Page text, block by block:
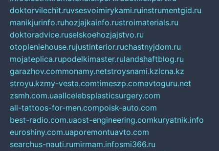
doktorvilechit.ruvsesvoimirykami.ruinstrumentgid.ru
manikjurinfo.ruhozjajkainfo.rustroimaterials.ru
doktoradvice.ruselskoehozjajstvo.ru
otopleniehouse.rujustinterior.ruchastnyjdom.ru
mojateplica.rupodelkimaster.rulandshaftblog.ru
garazhov.commonamy.netstroysnami.kzlcna.kz
stroyu.kzmy-vesta.comtimeszp.comavtoguru.net
zsmh.com.uaallcelebsplasticsurgery.com
all-tattoos-for-men.compoisk-auto.com
best-radio.com.uaost-engineering.comkuryatnik.info
euroshiny.com.uaporemontuavto.com
searchus-nauti.rumirmam.infosmi366.ru